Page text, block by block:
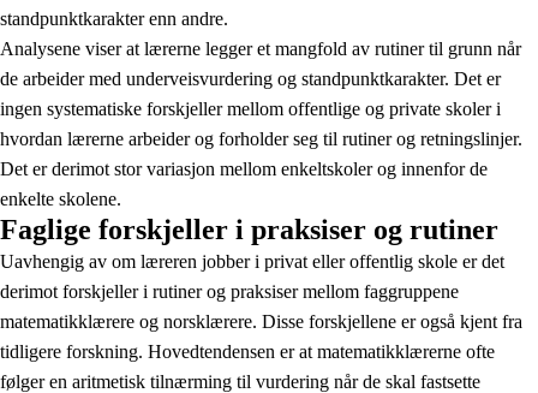
standpunktkarakter enn andre.
Analysene viser at lærerne legger et mangfold av rutiner til grunn når
de arbeider med underveisvurdering og standpunktkarakter. Det er
ingen systematiske forskjeller mellom offentlige og private skoler i
hvordan lærerne arbeider og forholder seg til rutiner og retningslinjer.
Det er derimot stor variasjon mellom enkeltskoler og innenfor de
enkelte skolene.
Faglige forskjeller i praksiser og rutiner
Uavhengig av om læreren jobber i privat eller offentlig skole er det
derimot forskjeller i rutiner og praksiser mellom faggruppene
matematikklærere og norsklærere. Disse forskjellene er også kjent fra
tidligere forskning. Hovedtendensen er at matematikklærerne ofte
følger en aritmetisk tilnærming til vurdering når de skal fastsette